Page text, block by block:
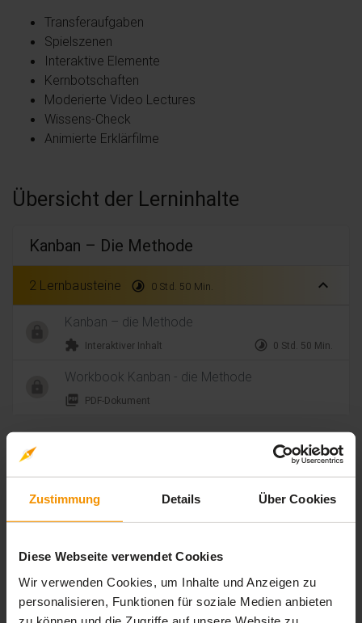
Zustimmung Details Über Cookies
Diese Webseite verwendet Cookies
Wir verwenden Cookies, um Inhalte und Anzeigen zu
personalisieren, Funktionen für soziale Medien anbieten
Transferaufgaben
Spielszenen
Interaktive Elemente
Kernbotschaften
Moderierte Video Lectures
Wissens-Check
Animierte Erklärfilme
Übersicht der Lerninhalte
Kanban – Die Methode
2 Lernbausteine timelapse 0 Std. 50 Min. expand_less
Kanban – die Methode
extension Interaktiver Inhalt timelapse 0 Std. 50 Min.
Workbook Kanban - die Methode
picture_as_pdf PDF-Dokument
Bewertungen
Gesamtbewertung
5,00